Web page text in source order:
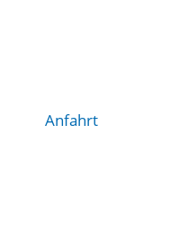
Anfahrt